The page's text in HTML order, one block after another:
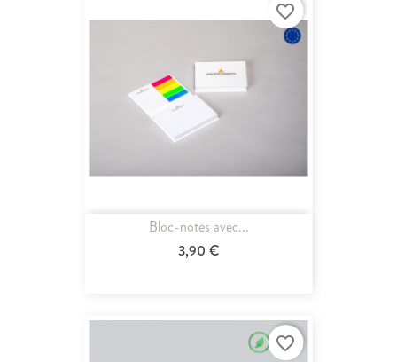
Bloc-notes avec...
3,90 €
favorite_border
favorite_border